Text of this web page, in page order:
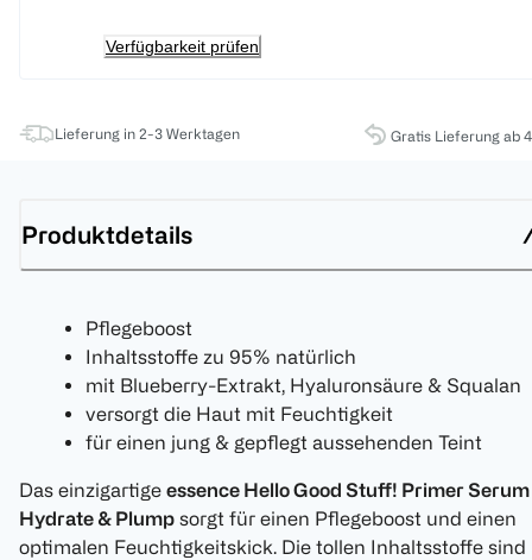
Verfügbarkeit prüfen
Lieferung in 2-3 Werktagen Gratis Lieferung ab
Produktdetails
Pflegeboost
Inhaltsstoffe zu 95% natürlich
mit Blueberry-Extrakt, Hyaluronsäure & Squalan
versorgt die Haut mit Feuchtigkeit
für einen jung & gepflegt aussehenden Teint
Das einzigartige essence Hello Good Stuff! Primer Serum
Hydrate & Plump sorgt für einen Pflegeboost und einen
optimalen Feuchtigkeitskick. Die tollen Inhaltsstoffe sind